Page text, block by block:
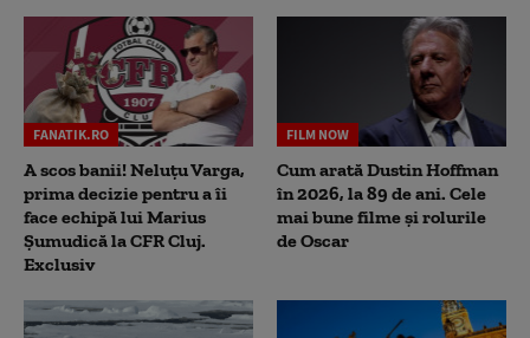
FANATIK.RO
A scos banii! Neluțu Varga,
prima decizie pentru a îi
face echipă lui Marius
Șumudică la CFR Cluj.
Exclusiv
FILM NOW
Cum arată Dustin Hoffman
în 2026, la 89 de ani. Cele
mai bune filme și rolurile
de Oscar